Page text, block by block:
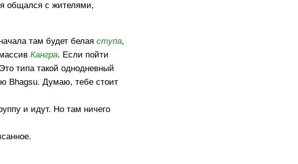
общался с жителями,
там будет белаяступа,
Кангра. Если пойти
типа такой однодневный
Bhagsu. Думаю, тебе стоит
и идут. Но там ничего